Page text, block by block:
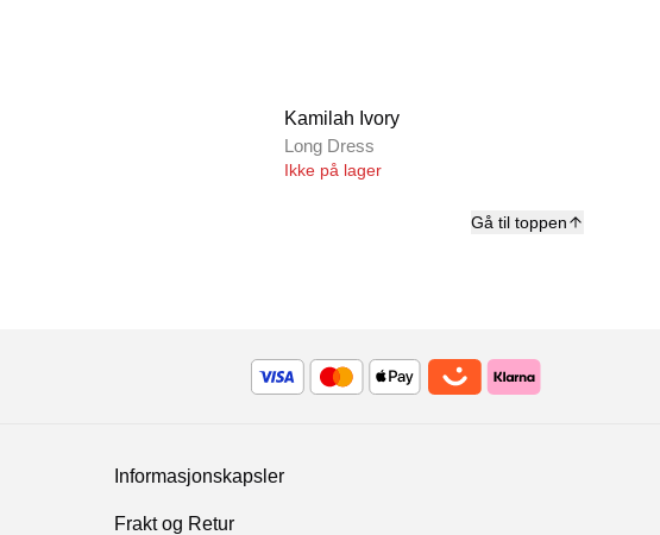
Gå til toppen
Kamilah Ivory
Long Dress
Ikke på lager
Informasjonskapsler
Frakt og Retur